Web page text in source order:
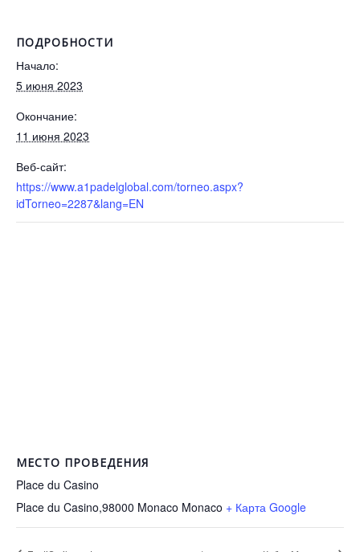
ПОДРОБНОСТИ
Начало:
5 июня 2023
Окончание:
11 июня 2023
Веб-сайт:
https://www.a1padelglobal.com/torneo.aspx?
idTorneo=2287&lang=EN
МЕСТО ПРОВЕДЕНИЯ
Place du Casino
Place du Casino,98000 Monaco Monaco + Карта Google